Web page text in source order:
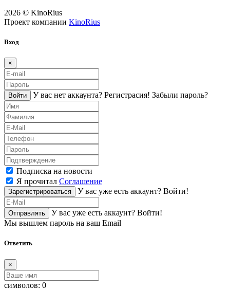
2026 © KinoRius
Проект компании KinoRius
Вход
×
Войти У вас нет аккаунта? Регистраcия! Забыли пароль?
Подписка на новости
Я прочитал Соглашение
Зарегистрироваться У вас уже есть аккаунт? Войти!
Отправлять У вас уже есть аккаунт? Войти!
Мы вышлем пароль на ваш Email
Ответить
×
символов: 0